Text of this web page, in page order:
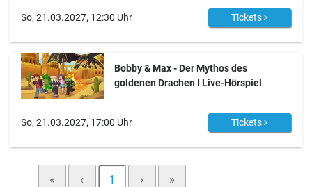
So, 21.03.2027, 12:30 Uhr Tickets
Bobby & Max - Der Mythos des
goldenen Drachen I Live-Hörspiel
So, 21.03.2027, 17:00 Uhr Tickets
« ‹ 1 › »